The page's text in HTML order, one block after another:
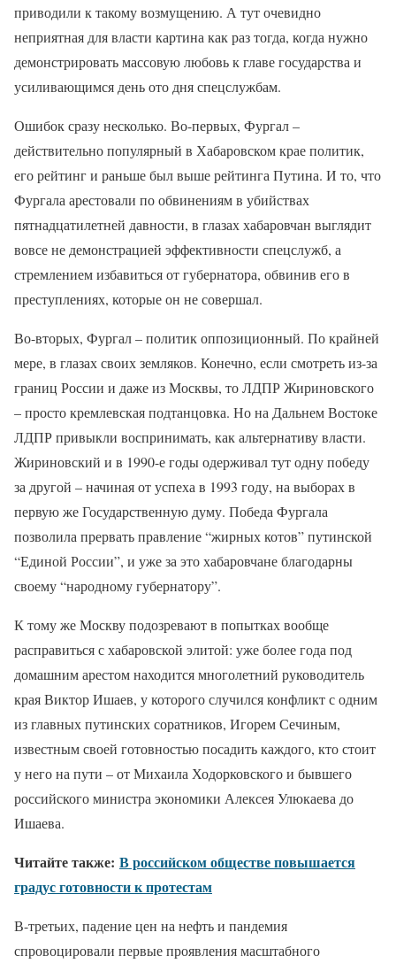
приводили к такому возмущению. А тут очевидно
неприятная для власти картина как раз тогда, когда нужно
демонстрировать массовую любовь к главе государства и
усиливающимся день ото дня спецслужбам.
Ошибок сразу несколько. Во-первых, Фургал –
действительно популярный в Хабаровском крае политик,
его рейтинг и раньше был выше рейтинга Путина. И то, что
Фургала арестовали по обвинениям в убийствах
пятнадцатилетней давности, в глазах хабаровчан выглядит
вовсе не демонстрацией эффективности спецслужб, а
стремлением избавиться от губернатора, обвинив его в
преступлениях, которые он не совершал.
Во-вторых, Фургал – политик оппозиционный. По крайней
мере, в глазах своих земляков. Конечно, если смотреть из-за
границ России и даже из Москвы, то ЛДПР Жириновского
– просто кремлевская подтанцовка. Но на Дальнем Востоке
ЛДПР привыкли воспринимать, как альтернативу власти.
Жириновский и в 1990-е годы одерживал тут одну победу
за другой – начиная от успеха в 1993 году, на выборах в
первую же Государственную думу. Победа Фургала
позволила прервать правление “жирных котов” путинской
“Единой России”, и уже за это хабаровчане благодарны
своему “народному губернатору”.
К тому же Москву подозревают в попытках вообще
расправиться с хабаровской элитой: уже более года под
домашним арестом находится многолетний руководитель
края Виктор Ишаев, у которого случился конфликт с одним
из главных путинских соратников, Игорем Сечиным,
известным своей готовностью посадить каждого, кто стоит
у него на пути – от Михаила Ходорковского и бывшего
российского министра экономики Алексея Улюкаева до
Ишаева.
Читайте также: В российском обществе повышается
градус готовности к протестам
В-третьих, падение цен на нефть и пандемия
спровоцировали первые проявления масштабного